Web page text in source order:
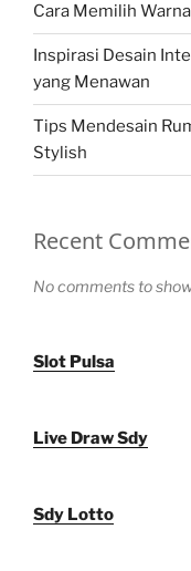
Cara Memilih
Inspirasi Desain
yang Menawan
Tips Mendesain
Stylish
Recent
No comments to
Slot Pulsa
Live Draw Sdy
Sdy Lotto